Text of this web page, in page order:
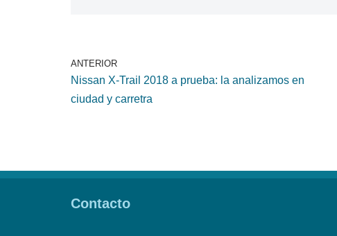
ANTERIOR
Nissan X-Trail 2018 a prueba: la analizamos en
ciudad y carretra
Contacto